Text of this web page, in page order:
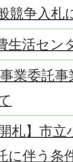
競争入札
生活セン
業委託
札】市
に伴う条